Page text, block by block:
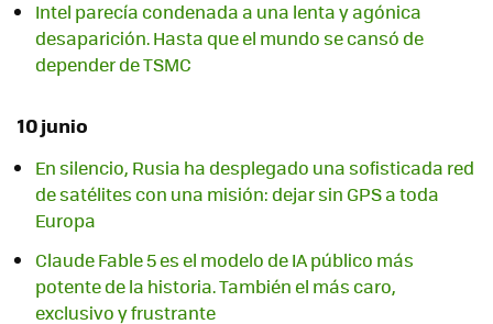
Intel parecía condenada a una lenta y agónica
desaparición. Hasta que el mundo se cansó de
depender de TSMC
10 junio
En silencio, Rusia ha desplegado una sofisticada red
de satélites con una misión: dejar sin GPS a toda
Europa
Claude Fable 5 es el modelo de IA público más
potente de la historia. También el más caro,
exclusivo y frustrante